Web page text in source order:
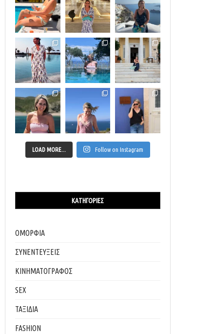
LOAD MORE... Follow on Instagram
ΚΑΤΗΓΟΡΊΕΣ
ΟΜΟΡΦΙΑ
ΣΥΝΕΝΤΕΥΞΕΙΣ
ΚΙΝΗΜΑΤΟΓΡΑΦΟΣ
SEX
ΤΑΞΙΔΙΑ
FASHION